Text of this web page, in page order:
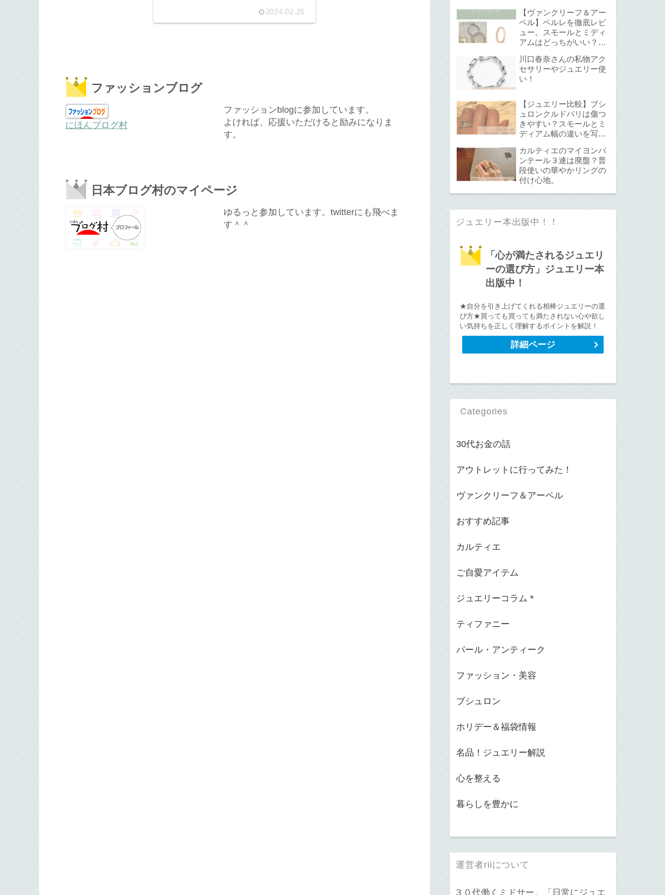
へのご褒美やお守りにもぴったり。
2024.02.25
ファッションブログ
にほんブログ村
ファッションblogに参加しています。
よければ、応援いただけると励みになりま
す。
日本ブログ村のマイページ
ゆるっと参加しています。twitterにも飛べま
す＾＾
【ヴァンクリーフ＆アー
ペル】ペルレを徹底レビ
ュー。スモールとミディ
アムはどっちがいい？サ
て。
川口春奈さんの私物アク
セサリーやジュエリー使
い！
【ジュエリー比較】ブシ
ュロンクルドパリは傷つ
きやすい？スモールとミ
ディアム幅の違いを写真
カルティエのマイヨンパ
ンテール３連は廃盤？普
段使いの華やかリングの
付け心地。
ジュエリー本出版中！！
「心が満たされるジュエリ
ーの選び方」ジュエリー本
出版中！
★自分を引き上げてくれる相棒ジュエリーの選
び方★買っても買っても満たされない心や欲し
い気持ちを正しく理解するポイントを解説！
詳細ページ
Categories
30代お金の話
アウトレットに行ってみた！
ヴァンクリーフ＆アーペル
おすすめ記事
カルティエ
ご自愛アイテム
ジュエリーコラム＊
ティファニー
パール・アンティーク
ファッション・美容
ブシュロン
ホリデー＆福袋情報
名品！ジュエリー解説
心を整える
暮らしを豊かに
運営者riiについて
３０代働くミドサー。「日常にジュエ